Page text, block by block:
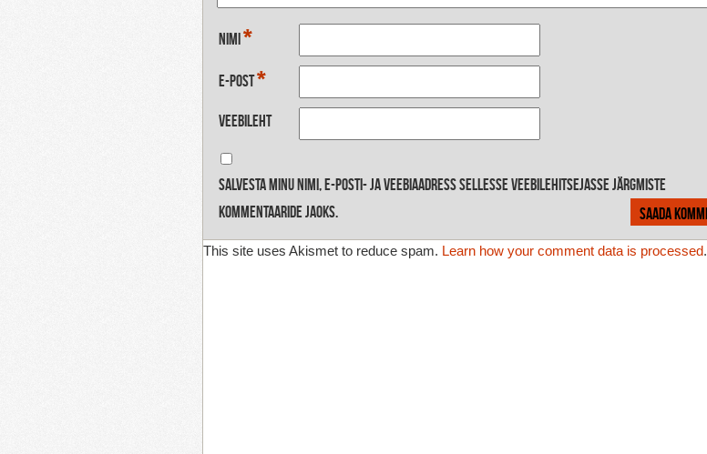
Nimi*
E-post*
Veebileht
Salvesta minu nimi, e-posti- ja veebiaadress sellesse veebilehitsejasse järgmiste
kommentaaride jaoks.
This site uses Akismet to reduce spam. Learn how your comment data is processed.